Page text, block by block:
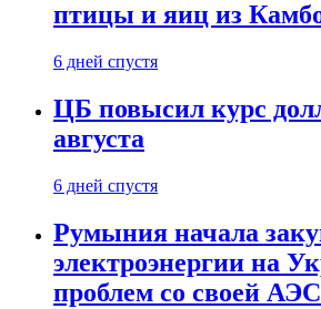
птицы и яиц из
6 дней спустя
ЦБ повысил курс
августа
6 дней спустя
Румыния начала
электроэнергии на
проблем со своей АЭС